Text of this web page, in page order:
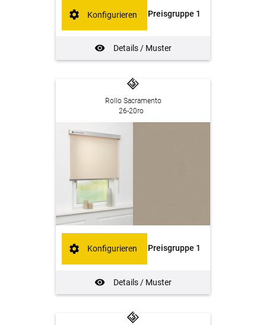
Preisgruppe 1
Details / Muster
Konfigurieren
Rollo Sacramento
26-20ro
Preisgruppe 1
Details / Muster
Konfigurieren